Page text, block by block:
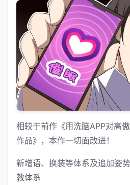
相较于前作《用洗脑APP对高
作品》，本作一切面改进！
新增语、换装等体系及追加姿
教体系